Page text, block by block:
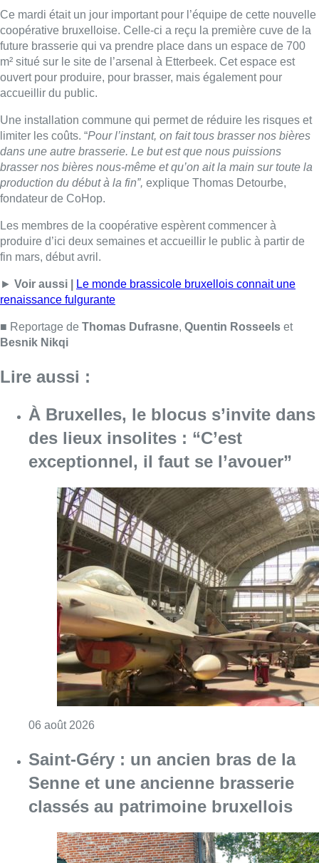
fondateur de CoHop.
Les membres de la coopérative espèrent commencer à
produire d’ici deux semaines et accueillir le public à partir de
fin mars, début avril.
►Voir aussi | Le monde brassicole bruxellois connait une
■ Reportage de Thomas Dufrasne,Quentin Rosseelset
Besnik Nikqi
Lire aussi :
À Bruxelles, le blocus s’invite dans
des lieux insolites : “C’est
06 août 2026Consulter l'article "À Bruxelles, le blocus
Saint-Géry : un ancien bras de la
Senne et une ancienne brasserie
classés au patrimoine bruxellois